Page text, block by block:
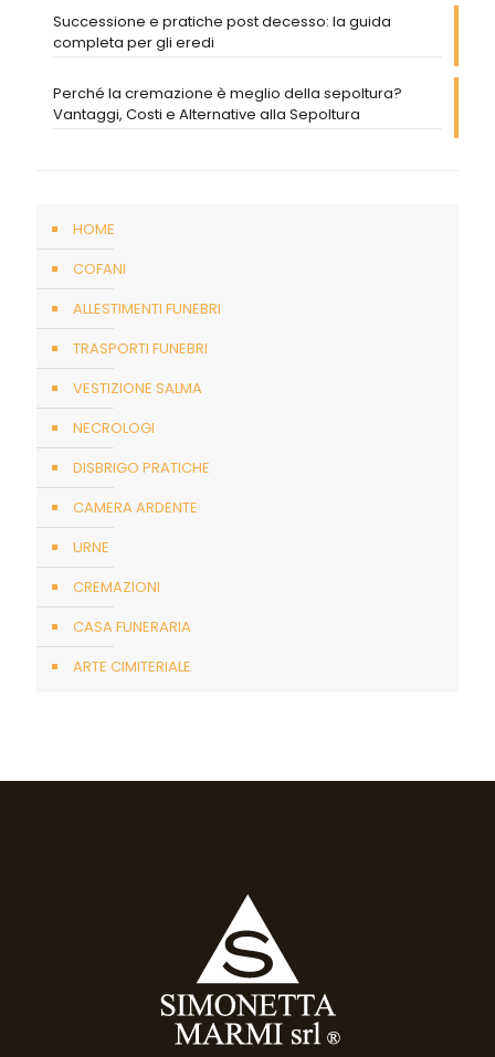
Successione e pratiche post decesso: la guida
completa per gli eredi
Perché la cremazione è meglio della sepoltura?
Vantaggi, Costi e Alternative alla Sepoltura
HOME
COFANI
ALLESTIMENTI FUNEBRI
TRASPORTI FUNEBRI
VESTIZIONE SALMA
NECROLOGI
DISBRIGO PRATICHE
CAMERA ARDENTE
URNE
CREMAZIONI
CASA FUNERARIA
ARTE CIMITERIALE